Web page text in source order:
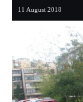
11 August 2018